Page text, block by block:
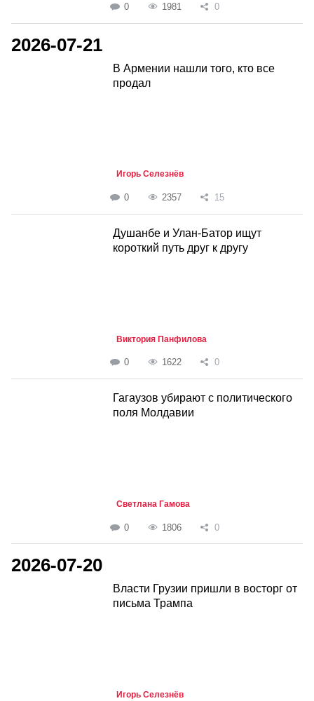
0 1981 0
2026-07-21
В Армении нашли того, кто все
продал
Игорь Селезнёв
0 2357 15
Душанбе и Улан-Батор ищут
короткий путь друг к другу
Виктория Панфилова
0 1622 0
Гагаузов убирают с политического
поля Молдавии
Светлана Гамова
0 1806 0
2026-07-20
Власти Грузии пришли в восторг от
письма Трампа
Игорь Селезнёв